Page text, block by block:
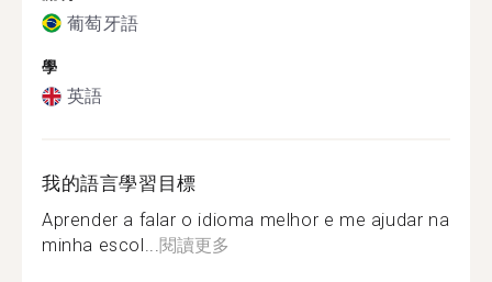
葡萄牙語
學
英語
我的語言學習目標
Aprender a falar o idioma melhor e me ajudar na
minha escol...閱讀更多